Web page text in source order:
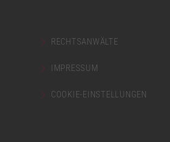
RECHTSANWÄLTE
IMPRESSUM
COOKIE-EINSTELLUNGEN